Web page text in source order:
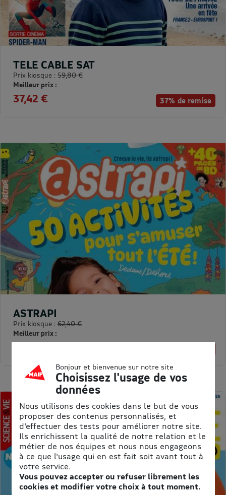
37% de remise
TELE CABLE SAT
Prix kiosque : 59,80 €
Meilleur prix :
37,42 €
ASTRAPI
Prix kiosque : 62,40 €
Meilleur prix :
Bonjour et bienvenue sur notre site
Choisissez l'usage de vos
données
Nous utilisons des cookies dans le but de vous
proposer des contenus personnalisés, et
d'effectuer des tests pour améliorer notre site.
Ils enrichissent la qualité de notre relation et le
métier de nos équipes et nous nous engageons
à ce que l'usage qui en est fait soit avant tout à
votre service.
Vous pouvez accepter ou refuser librement les
cookies et modifier votre choix à tout moment.